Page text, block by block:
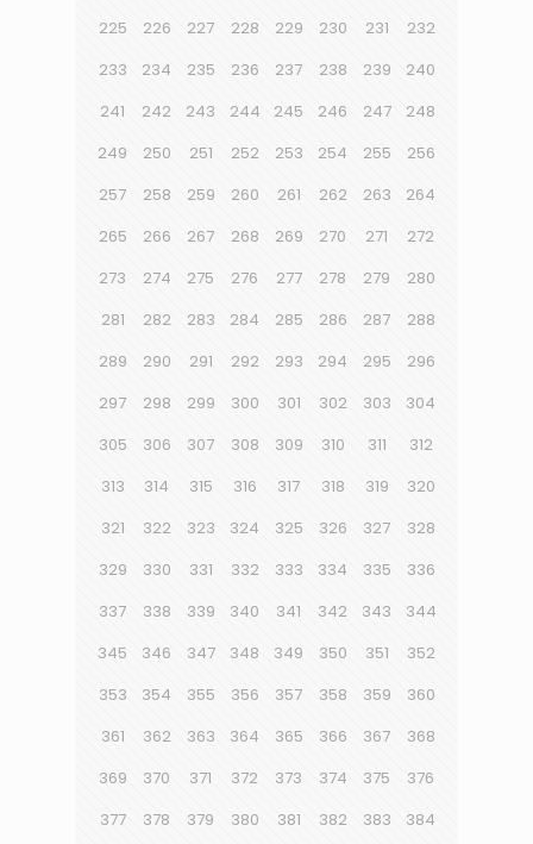
225
226 227 228 229 230 231
232
233
234 235 236 237 238 239
240
241
242 243 244 245 246 247
248
249
250 251 252 253 254 255
256
257
258 259 260 261 262 263
264
265
266 267 268 269 270 271
272
273
274 275 276 277 278 279
280
281
282 283 284 285 286 287
288
289
290 291 292 293 294 295
296
297
298 299 300 301 302 303
304
305
306 307 308 309 310 311
312
313
314 315 316 317 318 319
320
321
322 323 324 325 326 327
328
329
330 331 332 333 334 335
336
337
338 339 340 341 342 343
344
345
346 347 348 349 350 351
352
353
354 355 356 357 358 359
360
361
362 363 364 365 366 367
368
369
370 371 372 373 374 375
376
377
378 379 380 381 382 383 384